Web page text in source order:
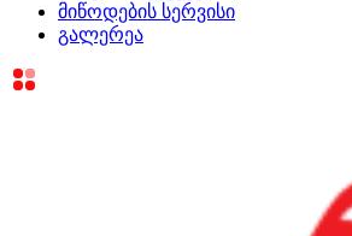
მიწოდების სერვისი
გალერეა